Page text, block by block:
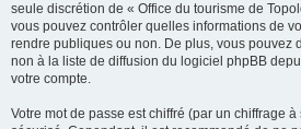
seule discrétion de « Office du tourisme de
vous pouvez contrôler quelles informations de
rendre publiques ou non. De plus, vous pouvez
non à la liste de diffusion du logiciel phpBB
votre compte.
Votre mot de passe est chiffré (par un chiffrage